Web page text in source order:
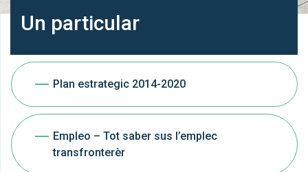
Un particular
Plan estrategic 2014-2020
Empleo – Tot saber sus l’emplec
transfronterèr